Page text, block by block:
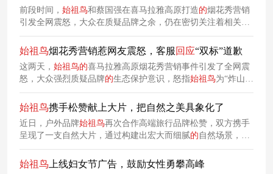
前段时间， 始祖鸟和蔡国强在喜马拉雅高原打造的烟花秀营销
引发全网震怒，大众在质疑品牌之余，仍在密切关注着相关事
件的后续动态。但万万没想到，品牌方在最初的公关稿中提到
的“展开及时有效的补救措施”竟被指是一场谎言，现场满地狼
藉。
始祖鸟烟花秀营销惹网友震怒，客服 回应“双标”道歉
这两天， 始祖鸟的喜马拉雅高原烟花秀营销事件引发了全网震
怒，大众强烈质疑品牌的生态保护意识，怒指始祖鸟为“炸山
鸟”。负面声音爆发后，始祖鸟与策划这场烟花秀的艺术家蔡国
强双双道歉。然而，其道歉信
的中英版本却被指“双标”、“甩
锅”，目前，
始祖鸟客服回应 称并不了解两版致歉信版本差异
具体事宜。
始祖鸟携手松赞献上大片，把自然之美具象化了
近日，户外品牌始祖鸟再次合作高端旅行品牌松赞，双方携手
呈现了一支自然大片，通过构建出宏大而细腻的 自然场景，营
造出极具沉浸感的视觉体验，力图以极致自然美唤醒观众对山
湖的热爱与向往，并强化品牌与自然 的 关联。
始祖鸟 上线妇女节广告，鼓励女性勇攀高峰